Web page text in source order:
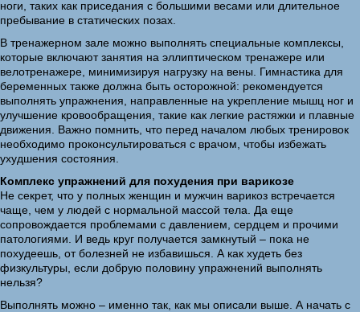
ноги, таких как приседания с большими весами или длительное
пребывание в статических позах.
В тренажерном зале можно выполнять специальные комплексы,
которые включают занятия на эллиптическом тренажере или
велотренажере, минимизируя нагрузку на вены. Гимнастика для
беременных также должна быть осторожной: рекомендуется
выполнять упражнения, направленные на укрепление мышц ног и
улучшение кровообращения, такие как легкие растяжки и плавные
движения. Важно помнить, что перед началом любых тренировок
необходимо проконсультироваться с врачом, чтобы избежать
ухудшения состояния.
Комплекс упражнений для похудения при варикозе
Не секрет, что у полных женщин и мужчин варикоз встречается
чаще, чем у людей с нормальной массой тела. Да еще
сопровождается проблемами с давлением, сердцем и прочими
патологиями. И ведь круг получается замкнутый – пока не
похудеешь, от болезней не избавишься. А как худеть без
физкультуры, если добрую половину упражнений выполнять
нельзя?
Выполнять можно – именно так, как мы описали выше. А начать с